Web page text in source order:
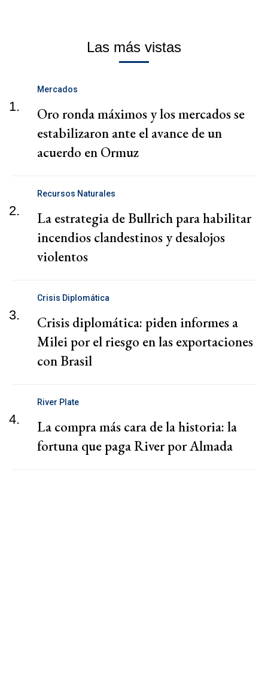
Las más vistas
1.
Mercados
Oro ronda máximos y los mercados se
estabilizaron ante el avance de un
acuerdo en Ormuz
2.
Recursos Naturales
La estrategia de Bullrich para habilitar
incendios clandestinos y desalojos
violentos
3.
Crisis Diplomática
Crisis diplomática: piden informes a
Milei por el riesgo en las exportaciones
con Brasil
4.
River Plate
La compra más cara de la historia: la
fortuna que paga River por Almada